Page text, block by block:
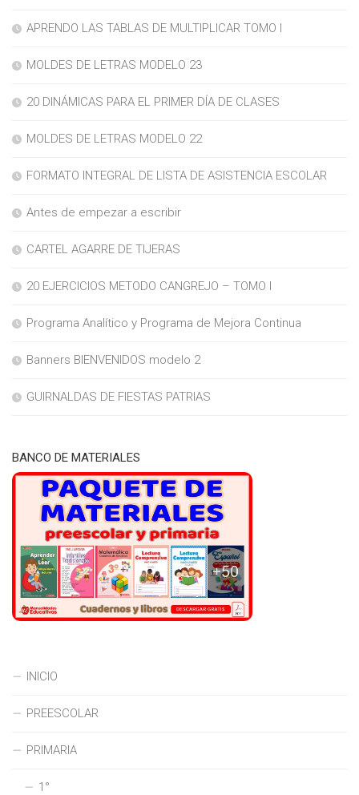
APRENDO LAS TABLAS DE MULTIPLICAR TOMO I
MOLDES DE LETRAS MODELO 23
20 DINÁMICAS PARA EL PRIMER DÍA DE CLASES
MOLDES DE LETRAS MODELO 22
FORMATO INTEGRAL DE LISTA DE ASISTENCIA ESCOLAR
Antes de empezar a escribir
CARTEL AGARRE DE TIJERAS
20 EJERCICIOS METODO CANGREJO – TOMO I
Programa Analítico y Programa de Mejora Continua
Banners BIENVENIDOS modelo 2
GUIRNALDAS DE FIESTAS PATRIAS
BANCO DE MATERIALES
INICIO
PREESCOLAR
PRIMARIA
1°